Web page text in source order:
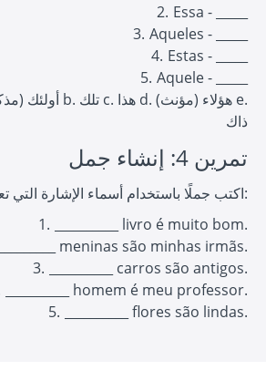
Essa - _____
Aqueles - _____
Estas - _____
Aquele - _____
ذاك
تمرين 4: إنشاء جمل
اكتب جملًا باستخدام أسماء الإشارة التي تعلمتها:
__________ livro é muito bom.
__________ meninas são minhas irmãs.
__________ carros são antigos.
__________ homem é meu professor.
__________ flores são lindas.